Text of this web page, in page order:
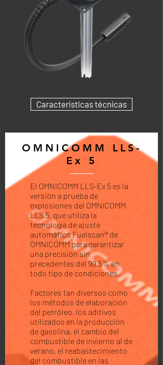
Características técnicas
OMNICOMM LLS-
Ex 5
El OMNICOMM LLS-Ex 5 es la
versión a prueba de
explosiones del OMNICOMM
LLS 5, que utiliza la
tecnología de ajuste
automático Fuelscan® de
OMNICOMM para garantizar
una precisión sin
precedentes del 99,5% en
todo tipo de condiciones.
Factores tan diversos como
los métodos de elaboración
del petróleo, los aditivos
utilizados en la producción
de gasolina, el cambio del
combustible de invierno al de
verano, el reabastecimiento
del combustible en las